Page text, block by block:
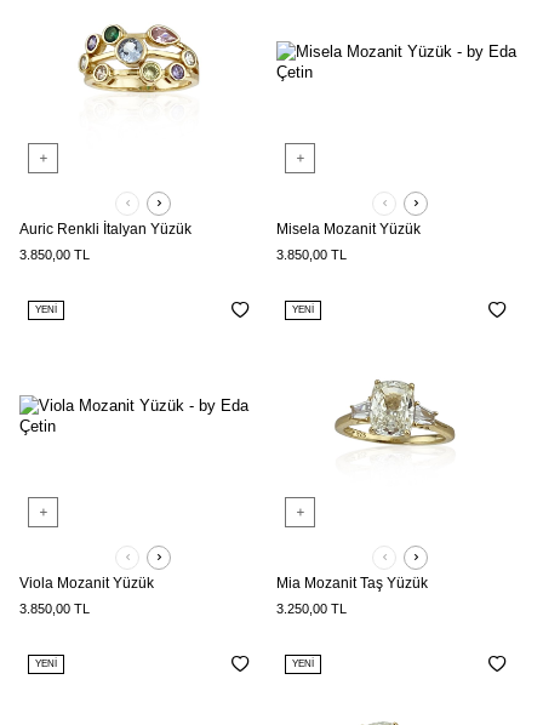
Auric Renkli İtalyan Yüzük
3.850,00 TL
Misela Mozanit Yüzük
3.850,00 TL
YENI
Viola Mozanit Yüzük
3.850,00 TL
YENI
Mia Mozanit Taş Yüzük
3.250,00 TL
YENI YENI